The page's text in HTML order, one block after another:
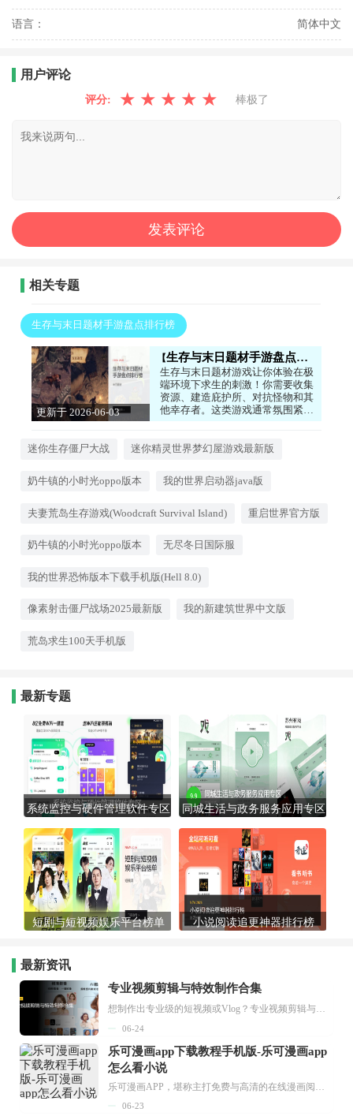
语言： 简体中文
用户评论
评分: ★ ★ ★ ★ ★ 棒极了
相关专题
生存与末日题材手游盘点排行榜
更新于 2026-06-03
生存与末日题材手游盘点排行榜
生存与末日题材游戏让你体验在极
端环境下求生的刺激！你需要收集
资源、建造庇护所、对抗怪物和其
他幸存者。这类游戏通常氛围紧
张，每一步都充满了未知和危险，
僵尸遍地的废土到冰天雪地的绝
险，想要体验绝境求生的快感，那
中！
迷你生存僵尸大战 迷你精灵世界梦幻屋游戏最新版
奶牛镇的小时光oppo版本 我的世界启动器java版
夫妻荒岛生存游戏(Woodcraft Survival Island) 重启世界官方版
奶牛镇的小时光oppo版本 无尽冬日国际服
我的世界恐怖版本下载手机版(Hell 8.0)
像素射击僵尸战场2025最新版 我的新建筑世界中文版
荒岛求生100天手机版
最新专题
系统监控与硬件管理软件专区 同城生活与政务服务应用专区
短剧与短视频娱乐平台榜单 小说阅读追更神器排行榜
最新资讯
专业视频剪辑与特效制作合集
06-24
乐可漫画app下载教程手机版-乐可漫画app
怎么看小说
乐可漫画APP，堪称主打免费与高清的在线漫画阅读神器。其官方版提供海量完整版漫画资源，无论是国内漫画，还是日漫、韩漫、台漫、美漫等国外漫画，应有尽有，随时供你阅读。只需轻点一下，便能直接进入阅读界面。不仅如此，乐可漫画最新版本更新速度极快，在这里，你总能抢先看到全网一手漫画章节内容！...
06-23